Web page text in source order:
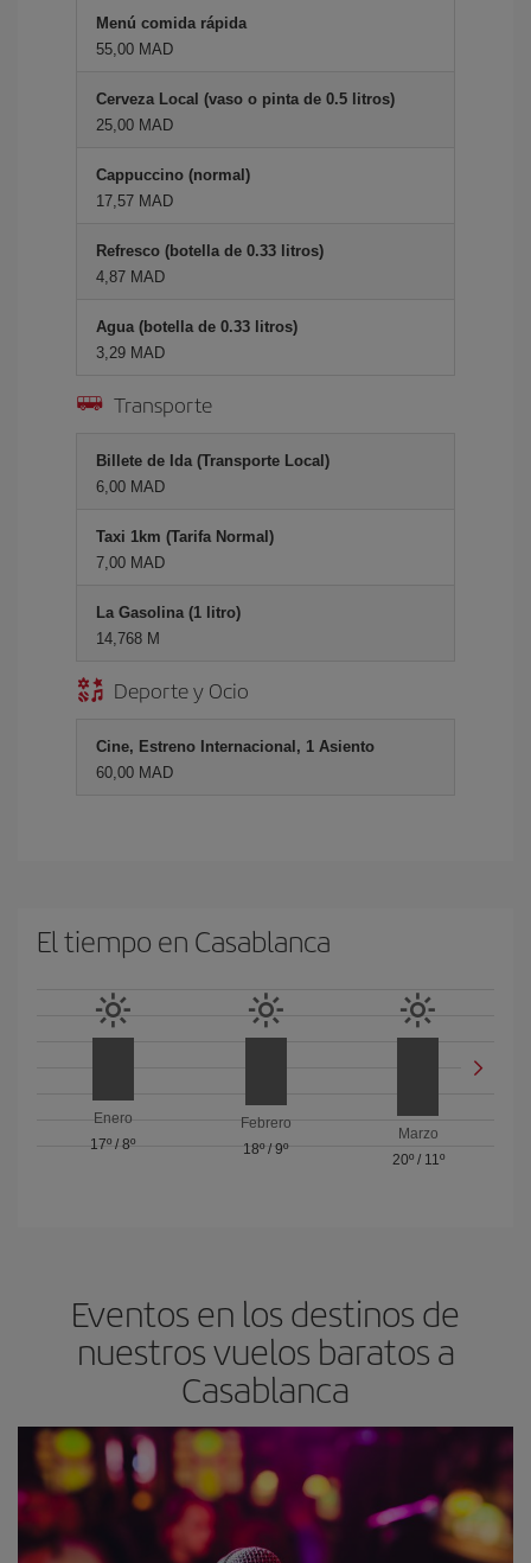
Menú comida rápida
55,00 MAD
Cerveza Local (vaso o pinta de 0.5 litros)
25,00 MAD
Cappuccino (normal)
17,57 MAD
Refresco (botella de 0.33 litros)
4,87 MAD
Agua (botella de 0.33 litros)
3,29 MAD
Transporte
Billete de Ida (Transporte Local)
6,00 MAD
Taxi 1km (Tarifa Normal)
7,00 MAD
La Gasolina (1 litro)
14,768 M
Deporte y Ocio
Cine, Estreno Internacional, 1 Asiento
60,00 MAD
El tiempo en Casablanca
Enero
17º /8º
Febrero
18º/ 9º
Marzo
20º/ 11º
Eventos en los destinos de
nuestros vuelos baratos a
Casablanca